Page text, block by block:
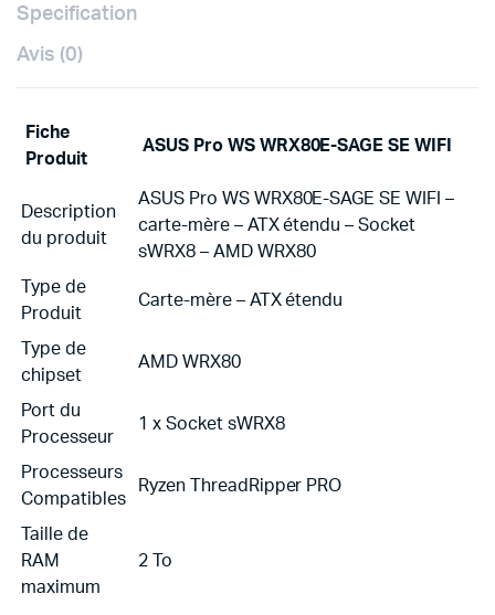
Specification
Avis (0)
Fiche
Produit
ASUS Pro WS WRX80E-SAGE SE WIFI
Description
du produit
ASUS Pro WS WRX80E-SAGE SE WIFI –
carte-mère – ATX étendu – Socket
sWRX8 – AMD WRX80
Type de
Produit
Carte-mère – ATX étendu
Type de
chipset
AMD WRX80
Port du
Processeur
1 x Socket sWRX8
Processeurs
Compatibles
Ryzen ThreadRipper PRO
Taille de
RAM
maximum
2 To